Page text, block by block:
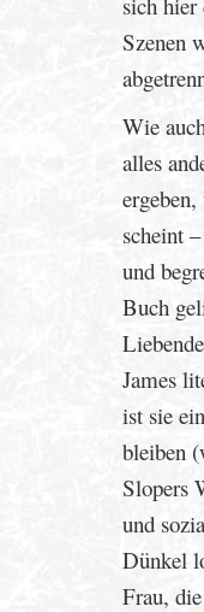
Szenen
Wie
alles
scheint
und
Buch
James
ist sie
bleiben
Slopers
und
Dünkel
Frau,